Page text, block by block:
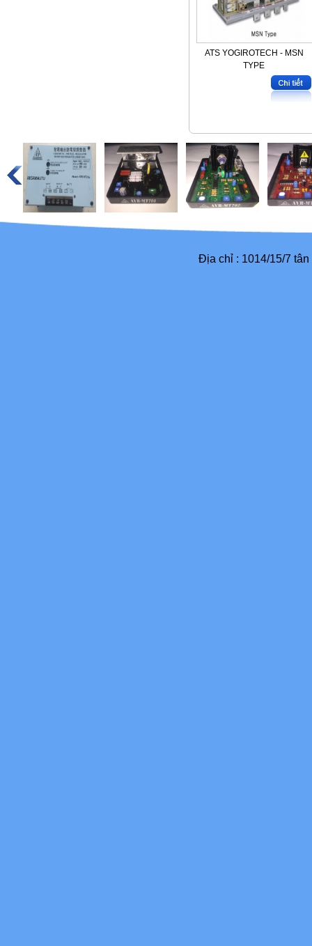
ATS YOGIROTECH - MSN
TYPE
Địa chỉ : 1014/15/7 tân